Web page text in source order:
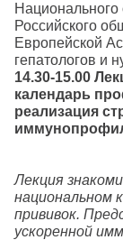
Российского
Европейской
гепатологов и
14.30-15.00
календарь
реализация
Лекция
национальном
прививок.
ускоренной